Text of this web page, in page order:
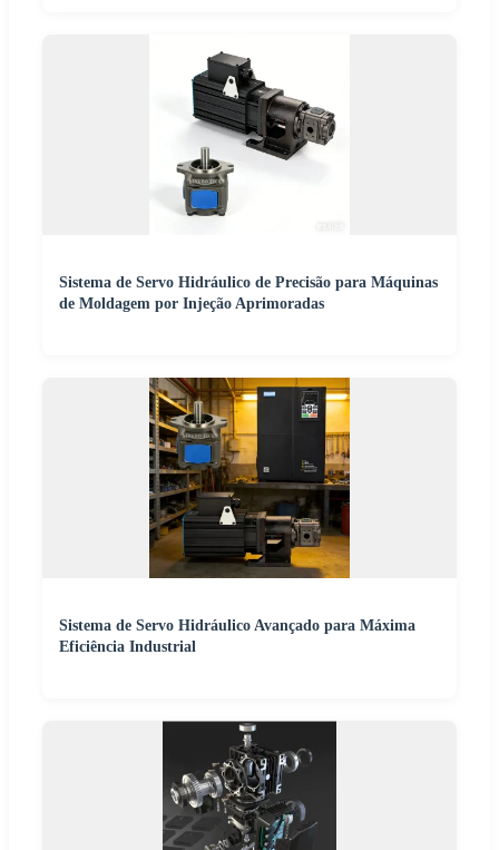
Sistema de Servo Hidráulico de Precisão para Máquinas
de Moldagem por Injeção Aprimoradas
Sistema de Servo Hidráulico Avançado para Máxima
Eficiência Industrial